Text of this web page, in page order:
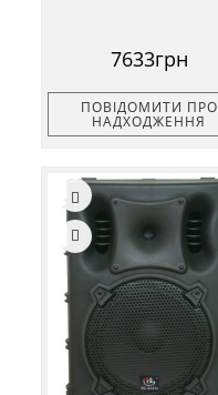
7633грн
ПОВІДОМИТИ ПРО
НАДХОДЖЕННЯ